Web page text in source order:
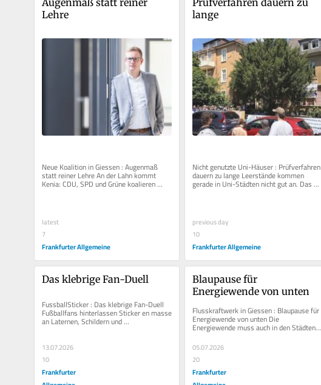
Lehre
Neue Koalition in Giessen : Augenmaß
statt reiner Lehre An der Lahn kommt
Kenia: CDU, SPD und Grüne koalieren
künftig im Gießener Rathaus. Sie...
latest
7
Frankfurter Allgemeine
lange
Nicht genutzte Uni-Häuser : Prüfverfahren
dauern zu lange Leerstände kommen
gerade in Uni-Städten nicht gut an. Das
gilt vor allem für eine Stadt...
previous day
10
Frankfurter Allgemeine
Das klebrige Fan-Duell
FussballSticker : Das klebrige Fan-Duell
Fußballfans hinterlassen Sticker en masse
an Laternen, Schildern und
Verteilerkästen. Manche überkleben...
13.07.2026
10
Frankfurter
Blaupause für
Energiewende von unten
Flusskraftwerk in Giessen : Blaupause für
Energiewende von unten Die
Energiewende muss auch in den Städten
und Gemeinden verwirklicht werden. Mit...
05.07.2026
20
Frankfurter